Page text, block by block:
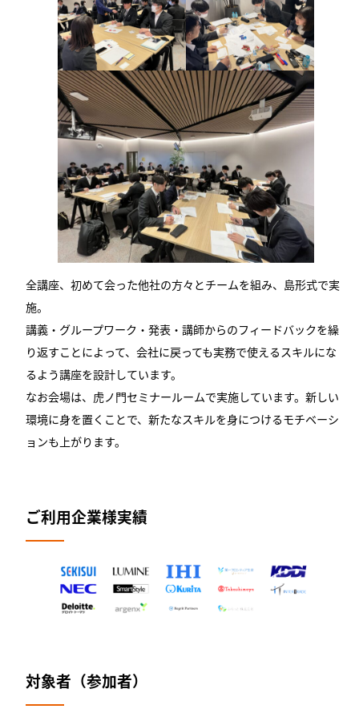
全講座、初めて会った他社の方々とチームを組み、島形式で実
施。
講義・グループワーク・発表・講師からのフィードバックを繰
り返すことによって、会社に戻っても実務で使えるスキルにな
るよう講座を設計しています。
なお会場は、虎ノ門セミナールームで実施しています。新しい
環境に身を置くことで、新たなスキルを身につけるモチベーシ
ョンも上がります。
ご利用企業様実績
対象者（参加者）